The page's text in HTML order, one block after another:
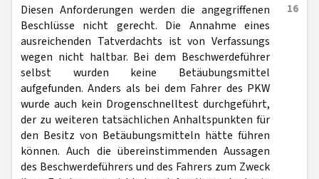
16
Diesen Anforderungen werden die angegriffenen
Beschlüsse nicht gerecht. Die Annahme eines
ausreichenden Tatverdachts ist von Verfassungs
wegen nicht haltbar. Bei dem Beschwerdeführer
selbst wurden keine Betäubungsmittel
aufgefunden. Anders als bei dem Fahrer des PKW
wurde auch kein Drogenschnelltest durchgeführt,
der zu weiteren tatsächlichen Anhaltspunkten für
den Besitz von Betäubungsmitteln hätte führen
können. Auch die übereinstimmenden Aussagen
des Beschwerdeführers und des Fahrers zum Zweck